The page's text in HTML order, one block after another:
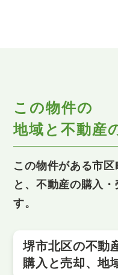
この物件の
地域と不動産
この物件がある市
と、不動産の購入
す。
堺市北区の不動
購入と売却、地